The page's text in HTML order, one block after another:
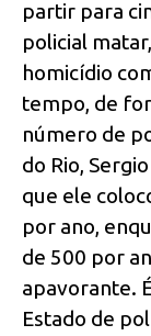
partir para
policial
homicídio
tempo, de
número de
do Rio,
que ele
por ano,
de 500 por
apavorante.
Estado de